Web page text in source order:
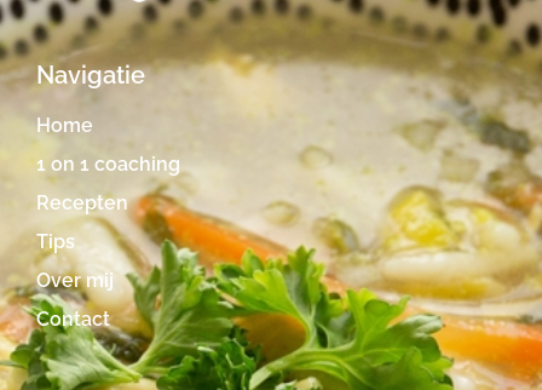
Navigatie
Home
1 on 1 coaching
Recepten
Tips
Over mij
Contact